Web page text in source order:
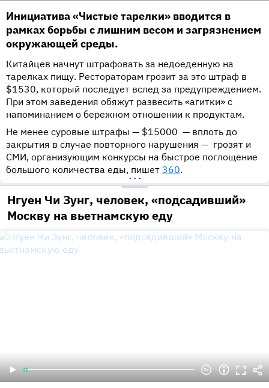
Инициатива «Чистые тарелки» вводится в
рамках борьбы с лишним весом и загрязнением
окружающей среды.
Китайцев начнут штрафовать за недоеденную на
тарелках пищу. Рестораторам грозит за это штраф в
$1530, который последует вслед за предупреждением.
При этом заведения обяжут развесить «агитки» с
напоминанием о бережном отношении к продуктам.
Не менее суровые штрафы — $15000 — вплоть до
закрытия в случае повторного нарушения — грозят и
СМИ, организующим конкурсы на быстрое поглощение
большого количества еды, пишет 360.
•••
Нгуен Чи Зунг, человек, «подсадивший»
Москву на вьетнамскую еду